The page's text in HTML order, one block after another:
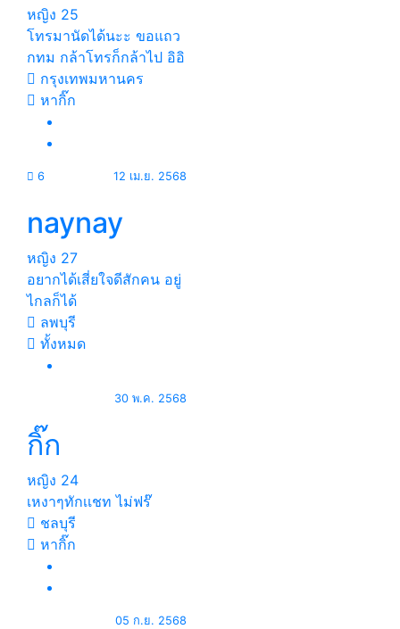
หญิง 25
โทรมานัดได้นะะ ขอแถว
กทม กล้าโทรก็กล้าไป อิอิ
กรุงเทพมหานคร
หากิ๊ก
6 12 เม.ย. 2568
naynay
หญิง 27
อยากได้เสี่ยใจดีสักคน อยู่
ไกลก็ได้
ลพบุรี
ทั้งหมด
30 พ.ค. 2568
กิ๊ก
หญิง 24
เหงาๆทักเเชท ไม่ฟร๊
ชลบุรี
หากิ๊ก
05 ก.ย. 2568